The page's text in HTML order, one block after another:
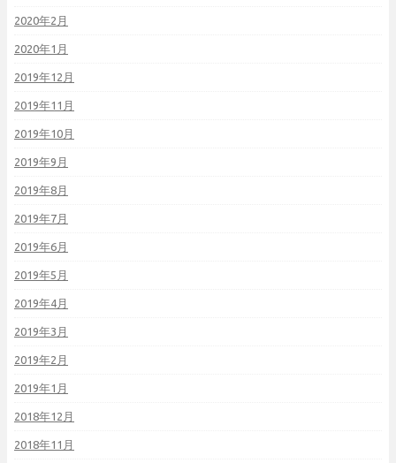
2020年2月
2020年1月
2019年12月
2019年11月
2019年10月
2019年9月
2019年8月
2019年7月
2019年6月
2019年5月
2019年4月
2019年3月
2019年2月
2019年1月
2018年12月
2018年11月